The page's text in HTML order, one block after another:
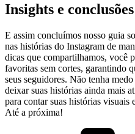
Insights e‌ conclusões
E assim ‍concluímos nosso guia
nas​ histórias do ⁣Instagram de
dicas que compartilhamos, você​
favoritas sem cortes, garantindo
seus seguidores. Não tenha
deixar suas histórias ainda‍ mais
⁢para contar suas histórias visuais
Até a próxima!